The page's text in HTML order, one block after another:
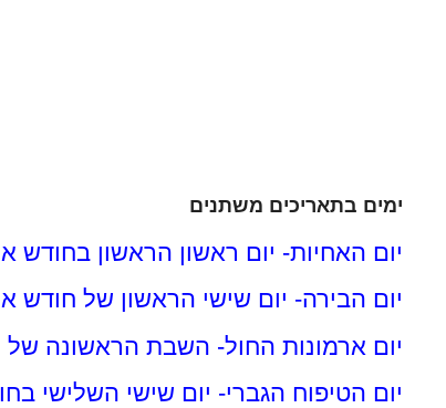
ימים בתאריכים משתנים
יום האחיות- יום ראשון הראשון בחודש
יום הבירה- יום שישי הראשון של חודש
יום ארמונות החול- השבת הראשונה של
יום הטיפוח הגברי- יום שישי השלישי